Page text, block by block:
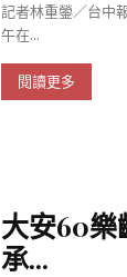
記者林重鎣／台中
午在...
閱讀更多
大安60
承...